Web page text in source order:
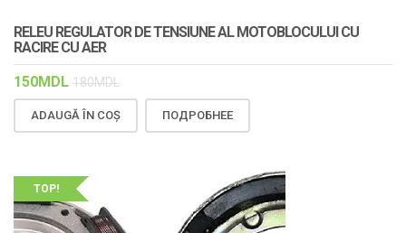
RELEU REGULATOR DE TENSIUNE AL MOTOBLOCULUI CU
RACIRE CU AER
150MDL 180MDL
ADAUGĂ ÎN COȘ ПОДРОБНЕЕ
TOP!